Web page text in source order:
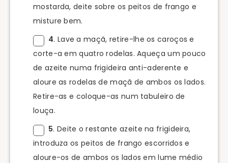
mostarda, deite sobre os peitos de frango e
misture bem.
4. Lave a maçã, retire-lhe os caroços e
corte-a em quatro rodelas. Aqueça um pouco
de azeite numa frigideira anti-aderente e
aloure as rodelas de maçã de ambos os lados.
Retire-as e coloque-as num tabuleiro de
louça.
5. Deite o restante azeite na frigideira,
introduza os peitos de frango escorridos e
aloure-os de ambos os lados em lume médio